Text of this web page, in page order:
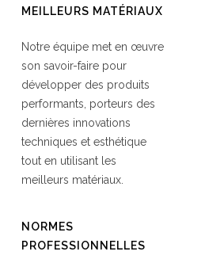
MEILLEURS MATÉRIAUX
Notre équipe met en œuvre
son savoir-faire pour
développer des produits
performants, porteurs des
dernières innovations
techniques et esthétique
tout en utilisant les
meilleurs matériaux.
NORMES
PROFESSIONNELLES